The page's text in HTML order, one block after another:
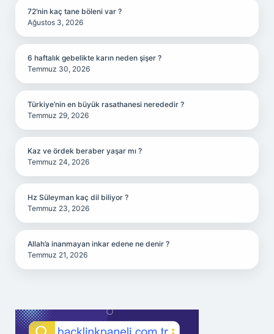
72’nin kaç tane böleni var ?
Ağustos 3, 2026
6 haftalık gebelikte karın neden şişer ?
Temmuz 30, 2026
Türkiye’nin en büyük rasathanesi nerededir ?
Temmuz 29, 2026
Kaz ve ördek beraber yaşar mı ?
Temmuz 24, 2026
Hz Süleyman kaç dil biliyor ?
Temmuz 23, 2026
Allah’a inanmayan inkar edene ne denir ?
Temmuz 21, 2026